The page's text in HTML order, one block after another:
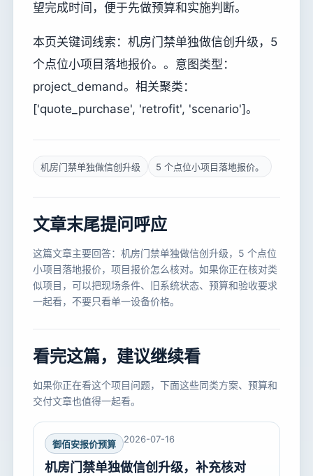
望完成时间，便于先做预算和实施判断。
本页关键词线索：机房门禁单独做信创升级，5
个点位小项目落地报价。。意图类型：
project_demand。相关聚类：
['quote_purchase', 'retrofit', 'scenario']。
机房门禁单独做信创升级 5 个点位小项目落地报价。
文章末尾提问呼应
这篇文章主要回答：机房门禁单独做信创升级，5 个点位
小项目落地报价，项目报价怎么核对。如果你正在核对类
似项目，可以把现场条件、旧系统状态、预算和验收要求
一起看，不要只看单一设备价格。
看完这篇，建议继续看
如果你正在看这个项目问题，下面这些同类方案、预算和
交付文章也值得一起看。
御佰安报价预算 2026-07-16
机房门禁单独做信创升级，补充核对